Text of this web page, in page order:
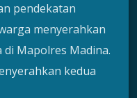
pendekatan
menyerahkan
Mapolres Madina.
kedua